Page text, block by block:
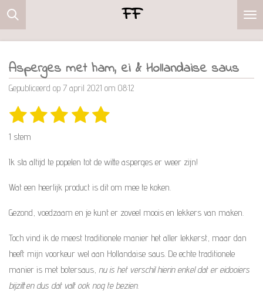
Ga
direct
de
hoofdinhoud
FF
Asperges met ham, ei & Hollandaise saus
Gepubliceerd op 7 april 2021 om 08:12
R
i
g
:
s
t
e
r
1
s
e
r
2
s
e
r
r
n
3
e
r
r
n
4
e
r
r
n
5
e
r
r
n
S
e
1 stem
Ik sta altijd te popelen tot de witte asperges er weer zijn!
Wat een heerlijk product is dit om mee te koken.
Gezond, voedzaam en je kunt er zoveel moois en lekkers van maken.
Toch vind ik de meest traditionele manier het aller lekkerst, maar dan
heeft mijn voorkeur wel aan Hollandaise saus. De echte traditionele
manier is met botersaus, nu is het verschil hierin enkel dat er eidooiers
bijzitten dus dat valt ook nog te bezien.